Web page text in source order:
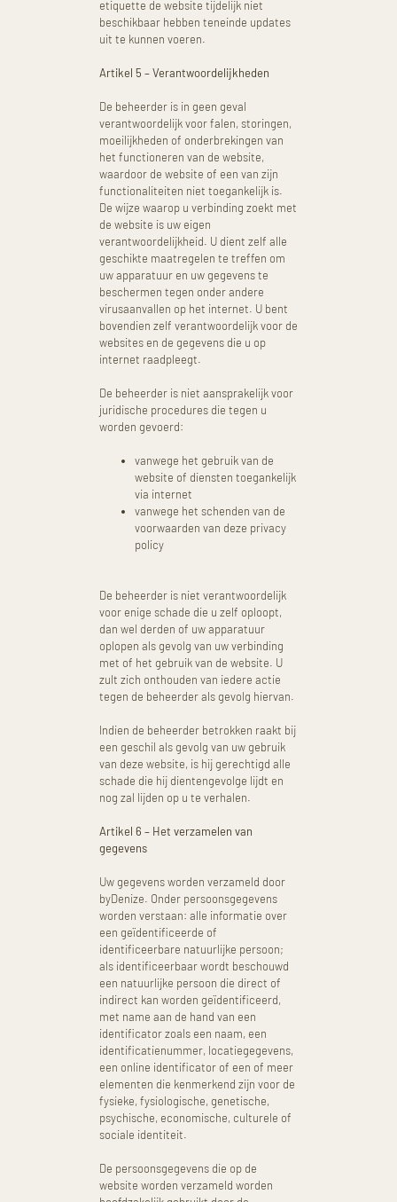
etiquette de website tijdelijk niet
beschikbaar hebben teneinde updates
uit te kunnen voeren.
Artikel 5 – Verantwoordelijkheden
De beheerder is in geen geval
verantwoordelijk voor falen, storingen,
moeilijkheden of onderbrekingen van
het functioneren van de website,
waardoor de website of een van zijn
functionaliteiten niet toegankelijk is.
De wijze waarop u verbinding zoekt met
de website is uw eigen
verantwoordelijkheid. U dient zelf alle
geschikte maatregelen te treffen om
uw apparatuur en uw gegevens te
beschermen tegen onder andere
virusaanvallen op het internet. U bent
bovendien zelf verantwoordelijk voor de
websites en de gegevens die u op
internet raadpleegt.
De beheerder is niet aansprakelijk voor
juridische procedures die tegen u
worden gevoerd:
vanwege het gebruik van de
website of diensten toegankelijk
via internet
vanwege het schenden van de
voorwaarden van deze privacy
policy
De beheerder is niet verantwoordelijk
voor enige schade die u zelf oploopt,
dan wel derden of uw apparatuur
oplopen als gevolg van uw verbinding
met of het gebruik van de website. U
zult zich onthouden van iedere actie
tegen de beheerder als gevolg hiervan.
Indien de beheerder betrokken raakt bij
een geschil als gevolg van uw gebruik
van deze website, is hij gerechtigd alle
schade die hij dientengevolge lijdt en
nog zal lijden op u te verhalen.
Artikel 6 – Het verzamelen van
gegevens
Uw gegevens worden verzameld door
byDenize. Onder persoonsgegevens
worden verstaan: alle informatie over
een geïdentificeerde of
identificeerbare natuurlijke persoon;
als identificeerbaar wordt beschouwd
een natuurlijke persoon die direct of
indirect kan worden geïdentificeerd,
met name aan de hand van een
identificator zoals een naam, een
identificatienummer, locatiegegevens,
een online identificator of een of meer
elementen die kenmerkend zijn voor de
fysieke, fysiologische, genetische,
psychische, economische, culturele of
sociale identiteit.
De persoonsgegevens die op de
website worden verzameld worden